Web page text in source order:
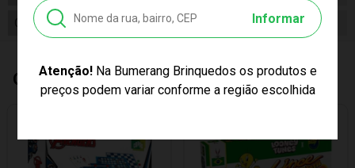
Informar
Atenção!Na Bumerang Brinquedos os produtos e
preços podem variar conforme a região escolhida
Cor Produto Multicor
Quem Comprou, Também Levou